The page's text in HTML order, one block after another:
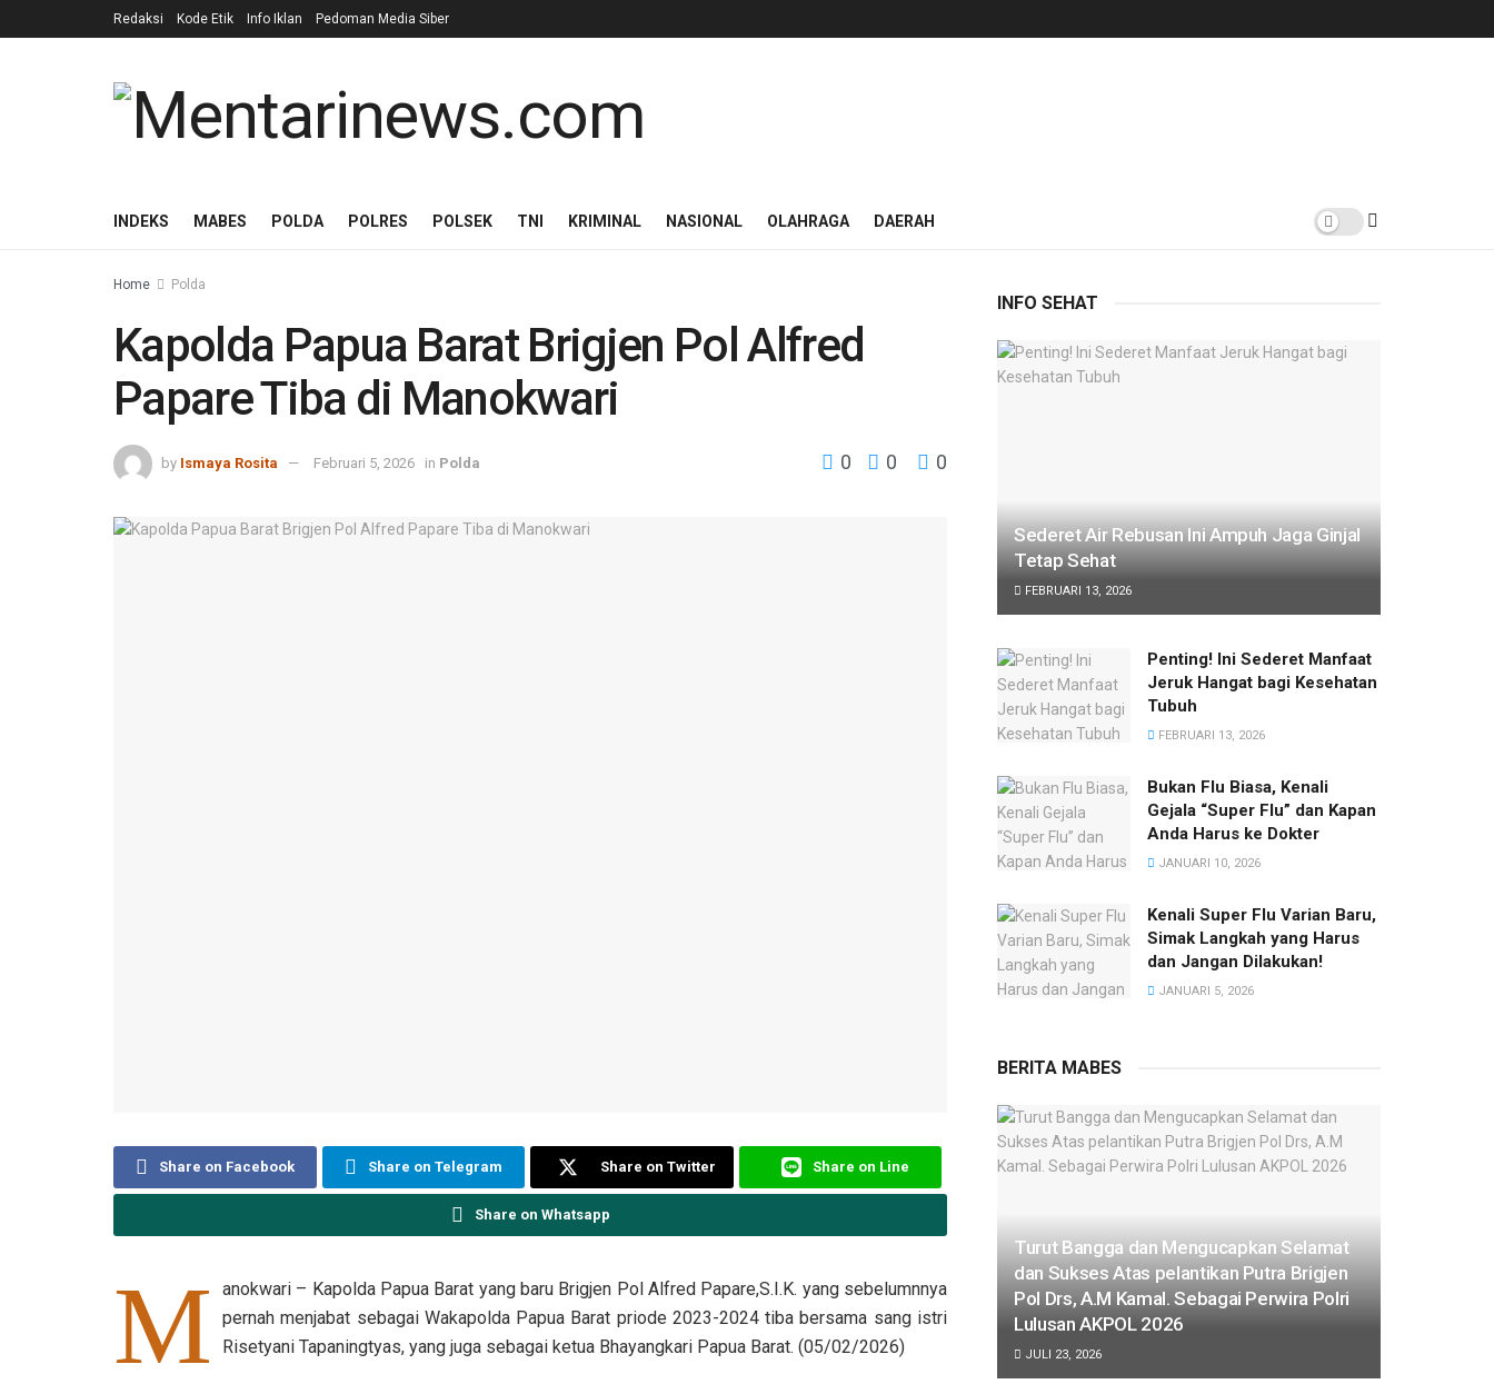
Redaksi Kode Etik Info Iklan Pedoman Media Siber
INDEKS MABES POLDA POLRES POLSEK TNI KRIMINAL NASIONAL OLAHRAGA DAERAH
Home Polda
Kapolda Papua Barat Brigjen Pol Alfred
Papare Tiba di Manokwari
by Ismaya Rosita Februari 5, 2026 in Polda 0 0 0
Share on Facebook Share on Telegram Share on Twitter Share on Line
Share on Whatsapp
M
anokwari – Kapolda Papua Barat yang baru Brigjen Pol Alfred Papare,S.I.K. yang sebelumnnya
pernah menjabat sebagai Wakapolda Papua Barat priode 2023-2024 tiba bersama sang istri
Risetyani Tapaningtyas, yang juga sebagai ketua Bhayangkari Papua Barat. (05/02/2026)
INFO SEHAT
Sederet Air Rebusan Ini Ampuh Jaga Ginjal
Tetap Sehat
FEBRUARI 13, 2026
Penting! Ini Sederet Manfaat
Jeruk Hangat bagi Kesehatan
Tubuh
FEBRUARI 13, 2026
Bukan Flu Biasa, Kenali
Gejala “Super Flu” dan Kapan
Anda Harus ke Dokter
JANUARI 10, 2026
Kenali Super Flu Varian Baru,
Simak Langkah yang Harus
dan Jangan Dilakukan!
JANUARI 5, 2026
BERITA MABES
Turut Bangga dan Mengucapkan Selamat
dan Sukses Atas pelantikan Putra Brigjen
Pol Drs, A.M Kamal. Sebagai Perwira Polri
Lulusan AKPOL 2026
JULI 23, 2026